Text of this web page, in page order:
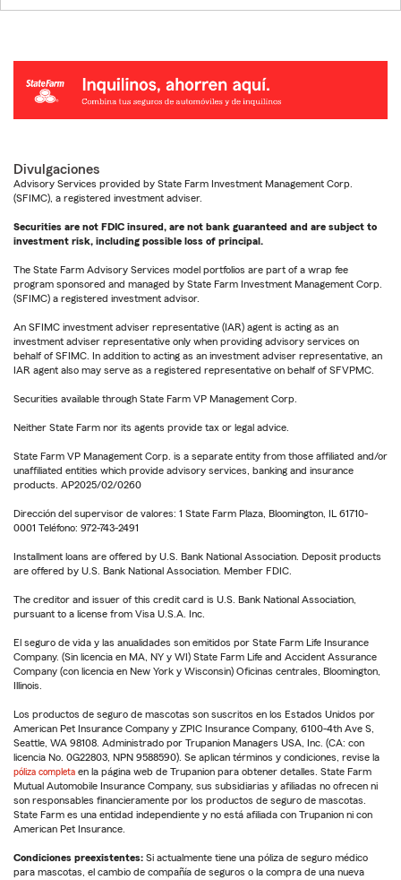
Divulgaciones
Advisory Services provided by State Farm Investment Management Corp.
(SFIMC), a registered investment adviser.
Securities are not FDIC insured, are not bank guaranteed and are subject to
investment risk, including possible loss of principal.
The State Farm Advisory Services model portfolios are part of a wrap fee
program sponsored and managed by State Farm Investment Management Corp.
(SFIMC) a registered investment advisor.
An SFIMC investment adviser representative (IAR) agent is acting as an
investment adviser representative only when providing advisory services on
behalf of SFIMC. In addition to acting as an investment adviser representative, an
IAR agent also may serve as a registered representative on behalf of SFVPMC.
Securities available through State Farm VP Management Corp.
Neither State Farm nor its agents provide tax or legal advice.
State Farm VP Management Corp. is a separate entity from those affiliated and/or
unaffiliated entities which provide advisory services, banking and insurance
products. AP2025/02/0260
Dirección del supervisor de valores: 1 State Farm Plaza, Bloomington, IL 61710-
0001 Teléfono: 972-743-2491
Installment loans are offered by U.S. Bank National Association. Deposit products
are offered by U.S. Bank National Association. Member FDIC.
The creditor and issuer of this credit card is U.S. Bank National Association,
pursuant to a license from Visa U.S.A. Inc.
El seguro de vida y las anualidades son emitidos por State Farm Life Insurance
Company. (Sin licencia en MA, NY y WI) State Farm Life and Accident Assurance
Company (con licencia en New York y Wisconsin) Oficinas centrales, Bloomington,
Illinois.
Los productos de seguro de mascotas son suscritos en los Estados Unidos por
American Pet Insurance Company y ZPIC Insurance Company, 6100-4th Ave S,
Seattle, WA 98108. Administrado por Trupanion Managers USA, Inc. (CA: con
licencia No. 0G22803, NPN 9588590). Se aplican términos y condiciones, revise la
póliza completa en la página web de Trupanion para obtener detalles. State Farm
Mutual Automobile Insurance Company, sus subsidiarias y afiliadas no ofrecen ni
son responsables financieramente por los productos de seguro de mascotas.
State Farm es una entidad independiente y no está afiliada con Trupanion ni con
American Pet Insurance.
Condiciones preexistentes: Si actualmente tiene una póliza de seguro médico
para mascotas, el cambio de compañía de seguros o la compra de una nueva